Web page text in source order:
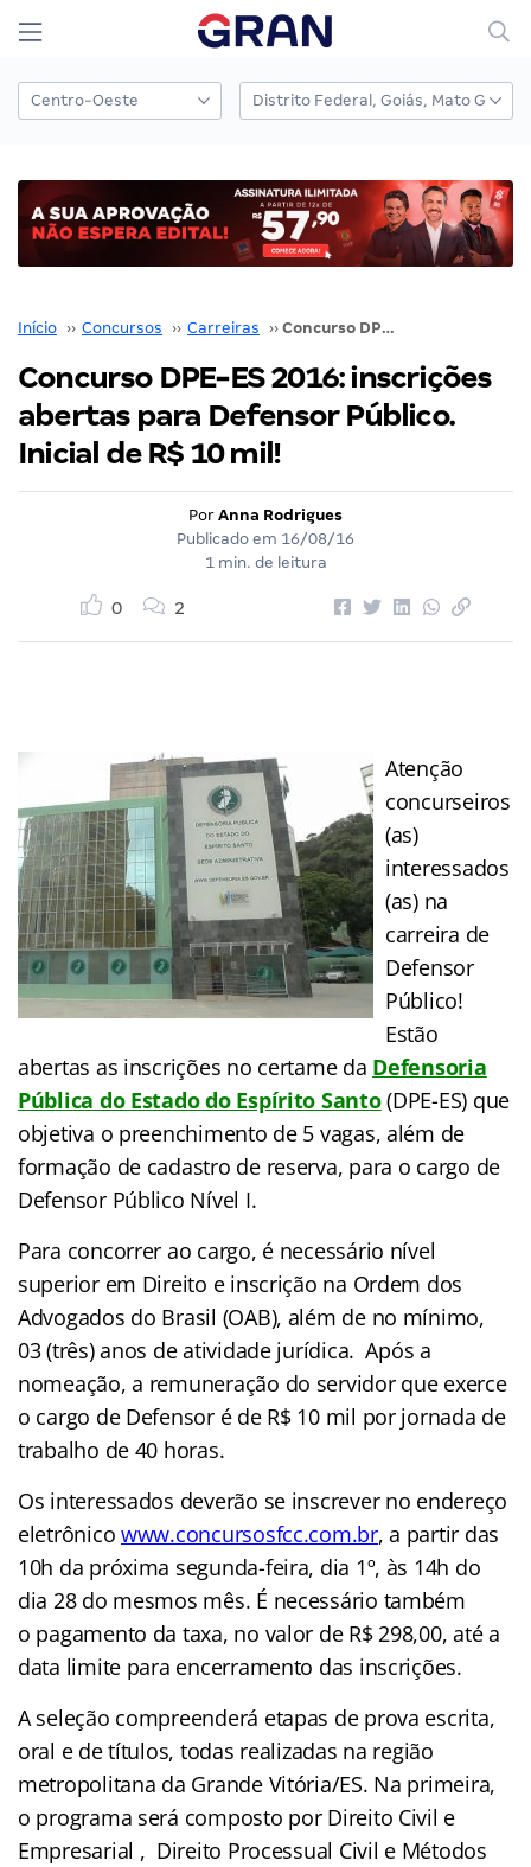
Início ›› Concursos ›› Carreiras ›› Concurso DPE-ES 2016: inscrições abertas para Defensor Público. Inicial de R$ 10 mil!
Concurso DPE-ES 2016: inscrições
abertas para Defensor Público.
Inicial de R$ 10 mil!
Por Anna Rodrigues
Publicado em 16/08/16
1 min. de leitura
0 2
Atenção
concurseiros
(as)
interessados
(as) na
carreira de
Defensor
Público!
Estão
abertas as inscrições no certame da Defensoria
Pública do Estado do Espírito Santo(DPE-ES) que
objetiva o preenchimento de 5 vagas, além de
formação de cadastro de reserva, para o cargo de
Defensor Público Nível I.
Para concorrer ao cargo, é necessário nível
superior em Direito e inscrição na Ordem dos
Advogados do Brasil (OAB), além de no mínimo,
03 (três) anos de atividade jurídica. Após a
nomeação, a remuneração do servidor que exerce
o cargo de Defensor é de R$ 10 mil por jornada de
trabalho de 40 horas.
Os interessados deverão se inscrever no endereço
eletrônicowww.concursosfcc.com.br, a partir das
10h da próxima segunda-feira, dia 1º, às 14h do
dia 28 do mesmos mês. É necessário também
o pagamento da taxa, no valor de R$ 298,00, até a
data limite para encerramento das inscrições.
A seleção compreenderá etapas de prova escrita,
oral e de títulos, todas realizadas na região
metropolitana da Grande Vitória/ES. Na primeira,
o programa será composto por Direito Civil e
Empresarial , Direito Processual Civil e Métodos